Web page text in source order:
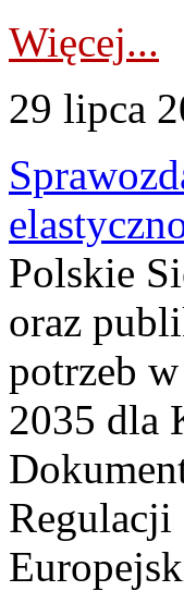
Więcej...
29 lipca
Polskie
oraz
potrzeb
2035 dla